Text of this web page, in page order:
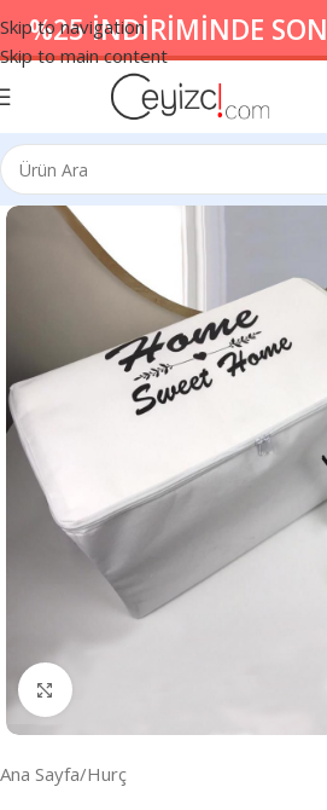
Skip to navigation
Skip to main content
%25 İNDİRİMİNDE
Resmi Büyüt
Ana Sayfa/Hurç